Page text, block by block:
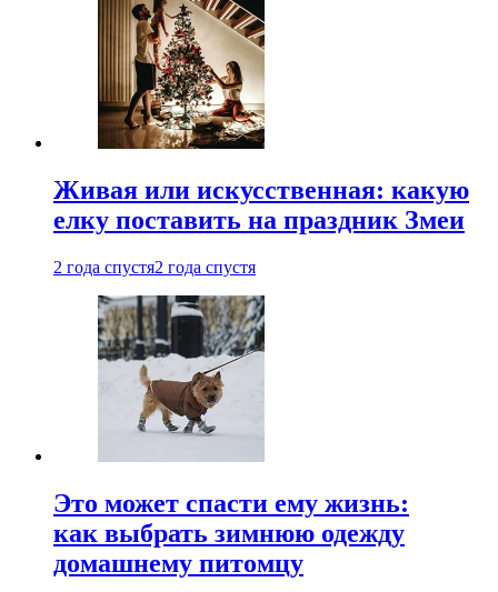
Живая или искусственная: какую
елку поставить на праздник Змеи
2 года спустя2 года спустя
Это может спасти ему жизнь:
как выбрать зимнюю одежду
домашнему питомцу